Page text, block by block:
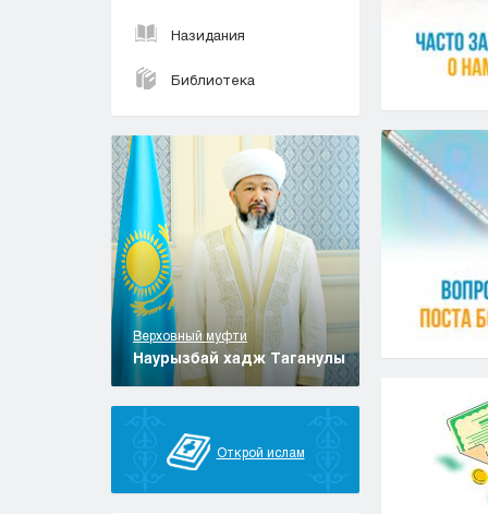
Назидания
Библиотека
Верховный муфти
Наурызбай хадж Таганулы
Открой ислам